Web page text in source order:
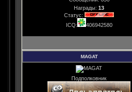
Награды: 13
Статус:
ICQ:
406942580
MAGAT
Подполковник